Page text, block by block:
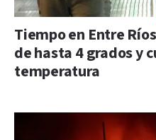
Tiempo en Entre
de hasta 4 grados y
temperatura